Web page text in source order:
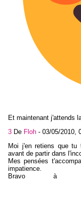
Et maintenant j'attends
3 De Floh - 03/05/2010,
Moi j'en retiens que tu
avant de partir dans
Mes pensées
impatience.
Bravo à